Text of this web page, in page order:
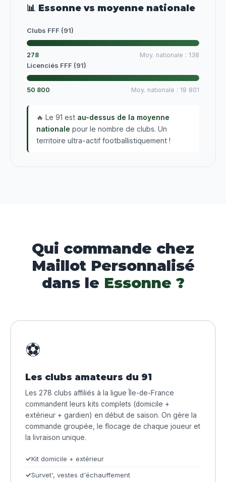
📊 Essonne vs moyenne nationale
Clubs FFF (91)
278 Moy. nationale : 138
Licenciés FFF (91)
50 800 Moy. nationale : 19 801
🔥 Le 91 est au-dessus de la moyenne
nationale pour le nombre de clubs. Un
territoire ultra-actif footballistiquement !
Qui commande chez
Maillot Personnalisé
dans le Essonne ?
⚽
Les clubs amateurs du 91
Les 278 clubs affiliés à la ligue Île-de-France
commandent leurs kits complets (domicile +
extérieur + gardien) en début de saison. On gère la
commande groupée, le flocage de chaque joueur et
la livraison unique.
Kit domicile + extérieur
Survet', vestes d'échauffement